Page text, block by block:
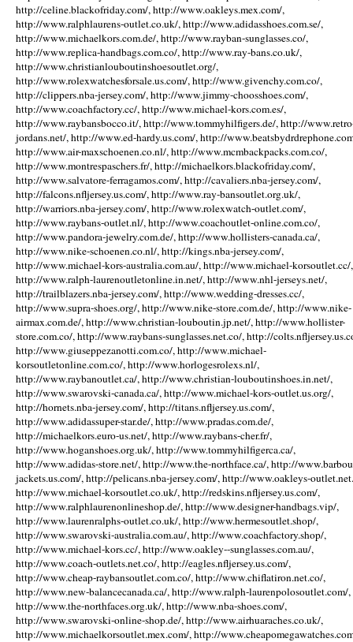
http://celine.blackofriday.com/, http://www.oakleys.mex.com/,
http://www.ralphlaurens-outlet.co.uk/, http://www.adidasshoes.com.se/,
http://www.michaelkors.com.de/, http://www.rayban-sunglasses.co/,
http://www.replica-handbags.com.co/, http://www.ray-bans.co.uk/,
http://www.christianlouboutinshoesoutlet.org/,
http://www.rolexwatchesforsale.us.com/, http://www.givenchy.com.co/,
http://clippers.nba-jersey.com/, http://www.jimmy-choosshoes.com/,
http://www.coachfactory.cc/, http://www.michael-kors.com.es/,
http://www.raybansbocco.it/, http://www.tommyhilfigers.de/, http://
jordans.net/, http://www.ed-hardy.us.com/, http://
http://www.air-maxschoenen.co.nl/, http://www.mcmbackpacks.com.co/,
http://www.montrespaschers.fr/, http://michaelkors.blackofriday.com/,
http://www.salvatore-ferragamos.com/, http://cavaliers.nba-jersey.com/,
http://falcons.nfljersey.us.com/, http://www.ray-bansoutlet.org.uk/,
http://warriors.nba-jersey.com/, http://www.rolexwatch-outlet.com/,
http://www.raybans-outlet.nl/, http://www.coachoutlet-online.com.co/,
http://www.pandora-jewelry.com.de/, http://www.hollisters-canada.ca/,
http://www.nike-schoenen.co.nl/, http://kings.nba-jersey.com/,
http://www.michael-kors-australia.com.au/, http://www.michael-korsoutlet.cc/,
http://www.ralph-laurenoutletonline.in.net/, http://www.nhl-jerseys.net/,
http://trailblazers.nba-jersey.com/, http://www.wedding-dresses.cc/,
http://www.supra-shoes.org/, http://www.nike-store.com.de/, http://www.nike-
airmax.com.de/, http://www.christian-louboutin.jp.net/, http://www.hollister-
store.com.co/, http://www.raybans-sunglasses.net.co/, http://
http://www.giuseppezanotti.com.co/, http://www.michael-
korsoutletonline.com.co/, http://www.horlogesrolexs.nl/,
http://www.raybanoutlet.ca/, http://www.christian-louboutinshoes.in.net/,
http://www.swarovski-canada.ca/, http://www.michael-kors-outlet.us.org/,
http://hornets.nba-jersey.com/, http://titans.nfljersey.us.com/,
http://www.adidassuper-star.de/, http://www.pradas.com.de/,
http://michaelkors.euro-us.net/, http://www.raybans-cher.fr/,
http://www.hoganshoes.org.uk/, http://www.tommyhilfigerca.ca/,
http://www.adidas-store.net/, http://www.the-northface.ca/, http://
jackets.us.com/, http://pelicans.nba-jersey.com/, http://www.oakleys-
http://www.michael-korsoutlet.co.uk/, http://redskins.nfljersey.us.com/,
http://www.ralphlaurenonlineshop.de/, http://www.designer-handbags.vip/,
http://www.laurenralphs-outlet.co.uk/, http://www.hermesoutlet.shop/,
http://www.swarovski-australia.com.au/, http://www.coachfactory.shop/,
http://www.michael-kors.cc/, http://www.oakley--sunglasses.com.au/,
http://www.coach-outlets.net.co/, http://eagles.nfljersey.us.com/,
http://www.cheap-raybansoutlet.com.co/, http://www.chiflatiron.net.co/,
http://www.new-balancecanada.ca/, http://www.ralph-laurenpolosoutlet.com/,
http://www.the-northfaces.org.uk/, http://www.nba-shoes.com/,
http://www.swarovski-online-shop.de/, http://www.airhuaraches.co.uk/,
http://www.michaelkorsoutlet.mex.com/, http://